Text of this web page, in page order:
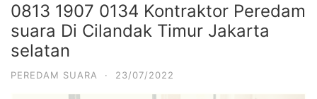
0813 1907 0134 Kontraktor Peredam
suara Di Cilandak Timur Jakarta
selatan
PEREDAM SUARA · 23/07/2022